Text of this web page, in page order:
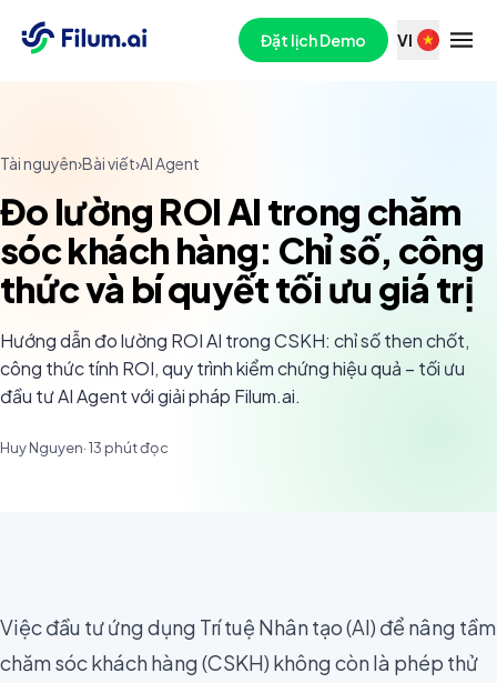
Đặt lịch Demo VI
Tài nguyên›Bài viết›AI Agent
Đo lường ROI AI trong chăm
sóc khách hàng: Chỉ số, công
thức và bí quyết tối ưu giá trị
Hướng dẫn đo lường ROI AI trong CSKH: chỉ số then chốt,
công thức tính ROI, quy trình kiểm chứng hiệu quả – tối ưu
đầu tư AI Agent với giải pháp Filum.ai.
Huy Nguyen·13 phút đọc
Việc đầu tư ứng dụng Trí tuệ Nhân tạo (AI) để nâng tầm
chăm sóc khách hàng (CSKH) không còn là phép thử